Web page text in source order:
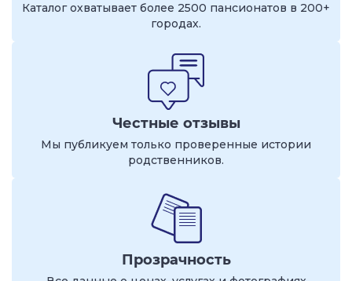
Каталог охватывает более 2500 пансионатов в 200+
городах.
Честные отзывы
Мы публикуем только проверенные истории
родственников.
Прозрачность